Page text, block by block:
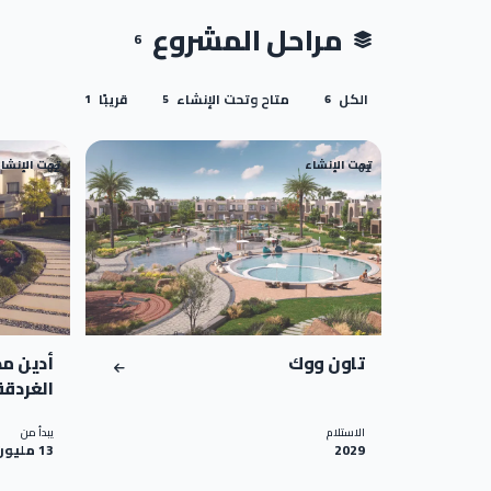
مراحل المشروع 6
الكل 6 متاح وتحت الإنشاء 5 قريبًا 1
تحت الإنشاء
01
تاون ووك
الاستلام
2029
تحت
02
أدين
يبدأ من
13 مليون